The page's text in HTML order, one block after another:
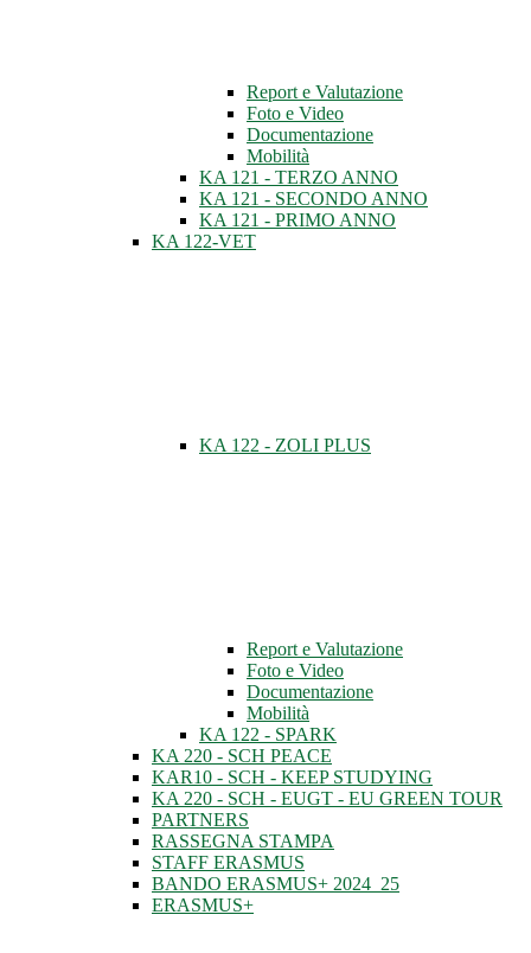
Report e Valutazione
Foto e Video
Documentazione
Mobilità
KA 121 - TERZO ANNO
KA 121 - SECONDO ANNO
KA 121 - PRIMO ANNO
KA 122-VET
KA 122 - ZOLI PLUS
Report e Valutazione
Foto e Video
Documentazione
Mobilità
KA 122 - SPARK
KA 220 - SCH PEACE
KAR10 - SCH - KEEP STUDYING
KA 220 - SCH - EUGT - EU GREEN TOUR
PARTNERS
RASSEGNA STAMPA
STAFF ERASMUS
BANDO ERASMUS+ 2024_25
ERASMUS+